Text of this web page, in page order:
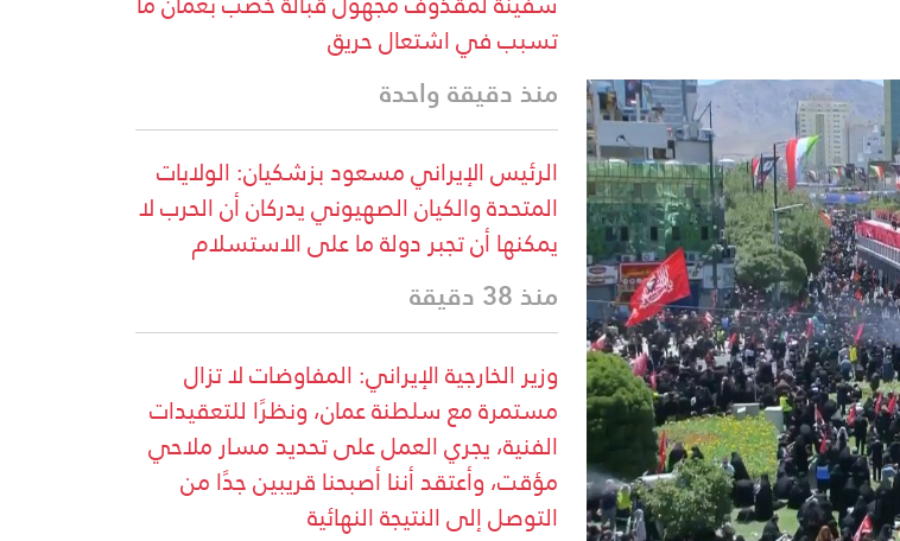
تسبب في اشتعال حريق
منذ دقيقة واحدة
الرئيس الإيراني مسعود بزشكيان: الولايات
المتحدة والكيان الصهيوني يدركان أن الحرب لا
يمكنها أن تجبر دولة ما على الاستسلام
منذ 38 دقيقة
وزير الخارجية الإيراني: المفاوضات لا تزال
مستمرة مع سلطنة عمان، ونظرًا للتعقيدات
الفنية، يجري العمل على تحديد مسار ملاحي
مؤقت، وأعتقد أننا أصبحنا قريبين جدًا من
التوصل إلى النتيجة النهائية